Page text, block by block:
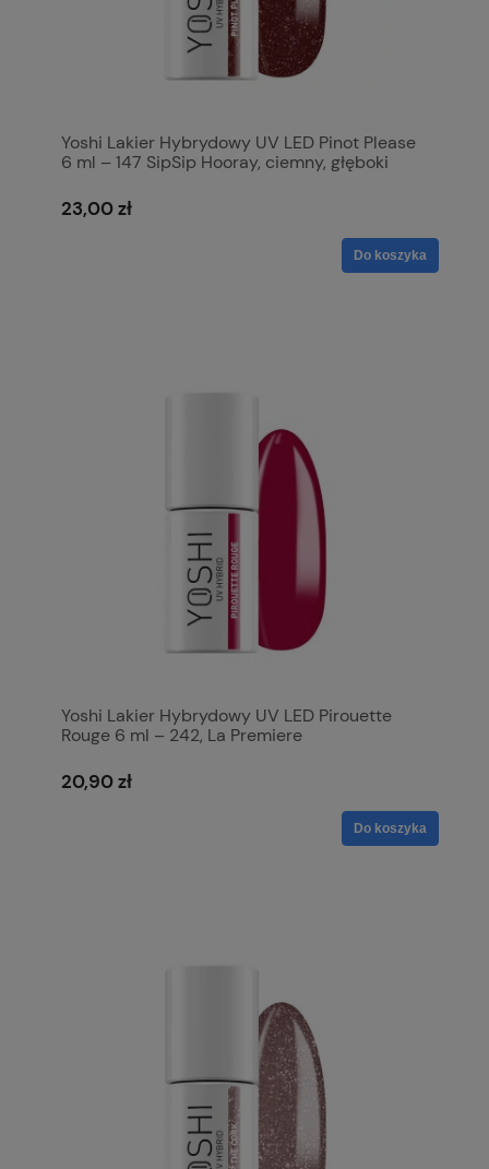
Yoshi Lakier Hybrydowy UV LED Pinot Please
6 ml – 147 SipSip Hooray, ciemny, głęboki
23,00 zł
Do koszyka
Yoshi Lakier Hybrydowy UV LED Pirouette
Rouge 6 ml – 242, La Premiere
20,90 zł
Do koszyka